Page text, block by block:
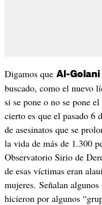
Digamos que Al-Golani
buscado, como el nuevo
si se pone o no se pone
cierto es que el pasado 6
de asesinatos que se
la vida de más de 1.300
Observatorio Sirio de
de esas víctimas eran
mujeres. Señalan algunos
hicieron por algunos